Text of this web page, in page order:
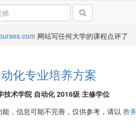
网站写任何大学的课程点评了
化专业培养方案
技术学院 自动化 2016级 主修学位
，信息可能不完善，仅供参考，请以 教